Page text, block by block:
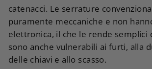
catenacci. Le serrature
puramente meccaniche e non
elettronica, il che le rende semplici
sono anche vulnerabili ai furti, alla
delle chiavi e allo scasso.